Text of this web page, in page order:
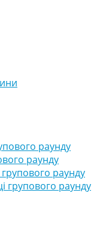
раунду
раунду
раунду
групового раунду